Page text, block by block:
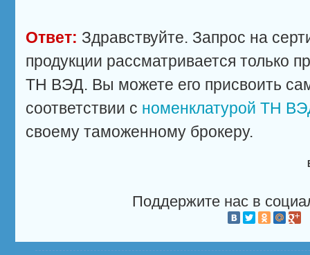
Ответ: Здравствуйте. Запрос на
продукции рассматривается только
ТН ВЭД. Вы можете его присвоить
соответствии с номенклатурой ТН
своему таможенному брокеру.
Поддержите нас в